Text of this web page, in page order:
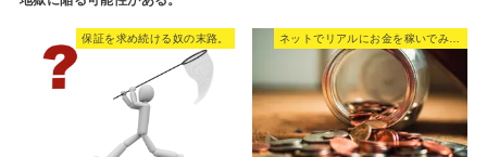
保証を求め続ける奴の末路。